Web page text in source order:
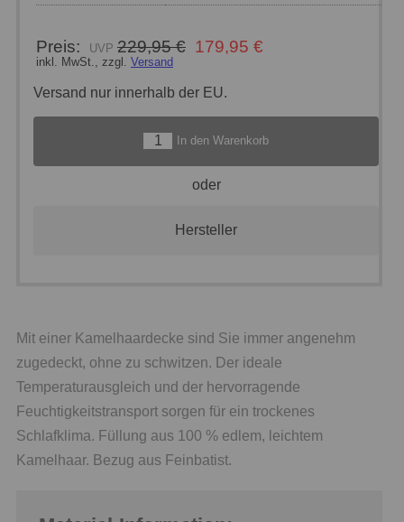
Preis: 229,95 € 179,95 €
inkl. MwSt., zzgl. Versand
Versand nur innerhalb der EU.
In den Warenkorb
oder
Hersteller
Mit einer Kamelhaardecke sind Sie immer angenehm
zugedeckt, ohne zu schwitzen. Der ideale
Temperaturausgleich und der hervorragende
Feuchtigkeitstransport sorgen für ein trockenes
Schlafklima. Füllung aus 100 % edlem, leichtem
Kamelhaar. Bezug aus Feinbatist.